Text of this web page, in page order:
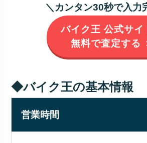
＼カンタン30秒で入力
バイク王 公式サイ
無料で査定する
◆バイク王の基本情報
営業時間